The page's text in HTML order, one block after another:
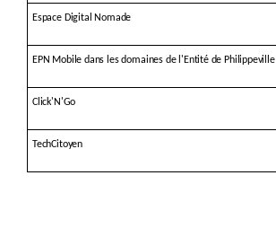
Espace Digital Nomade
EPN Mobile dans les domaines de l'Entité de Philippeville
Click'N'Go
TechCitoyen